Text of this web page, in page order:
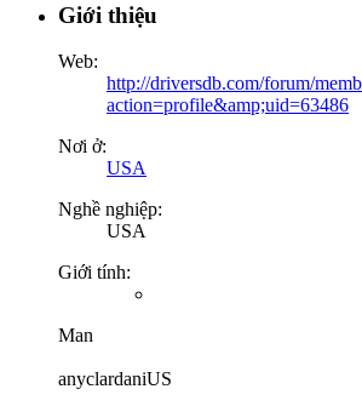
Giới thiệu
Web:
http://driversdb.com/forum/
action=profile&amp;uid=63486
Nơi ở:
USA
Nghề nghiệp:
USA
Giới tính:
Man
anyclardaniUS